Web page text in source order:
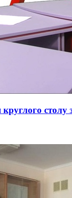
столу